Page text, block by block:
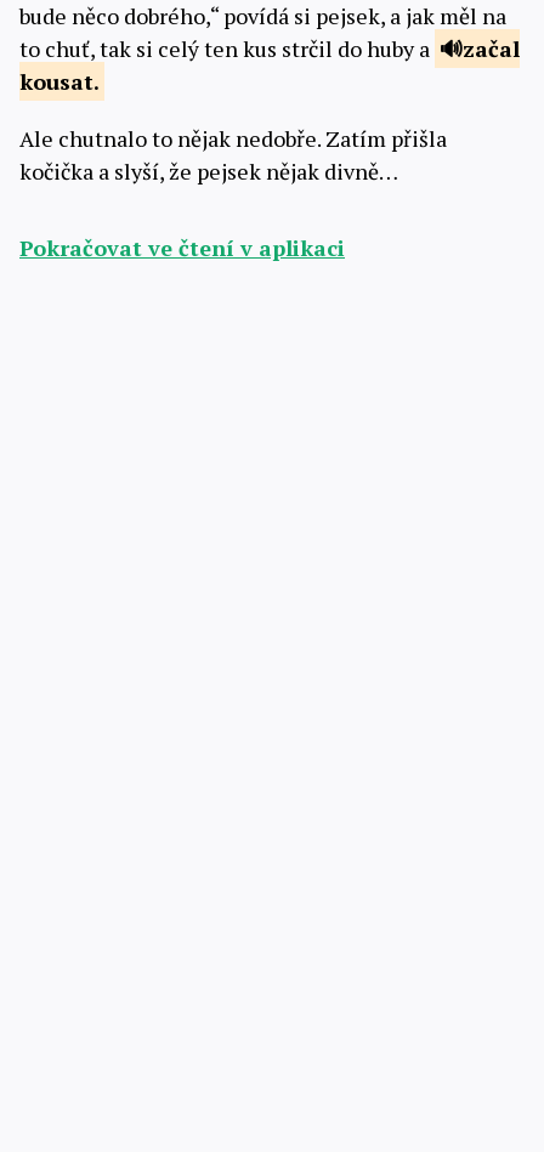
bude něco dobrého,“ povídá si pejsek, a jak měl na
to chuť, tak si celý ten kus strčil do huby a
začal
kousat.
Ale chutnalo to nějak nedobře. Zatím přišla
kočička a slyší, že pejsek nějak divně…
Pokračovat ve čtení v aplikaci